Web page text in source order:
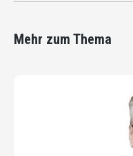
Mehr zum Thema